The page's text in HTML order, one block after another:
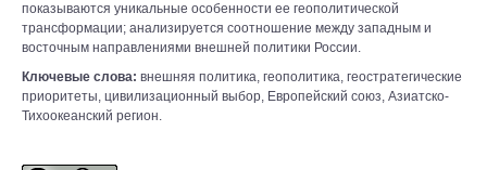
показываются уникальные особенности ее геополитической
трансформации; анализируется соотношение между западным и
восточным направлениями внешней политики России.
Ключевые слова: внешняя политика, геополитика, геостратегические
приоритеты, цивилизационный выбор, Европейский союз, Азиатско-
Тихоокеанский регион.